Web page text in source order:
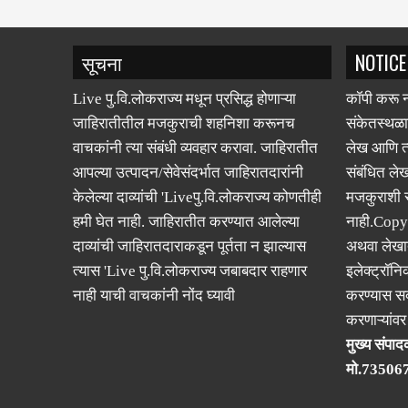
सूचना
Live पु.वि.लोकराज्य मधून प्रसिद्ध होणाऱ्या
जाहिरातीतील मजकुराची शहनिशा करूनच
वाचकांनी त्या संबंधी व्यवहार करावा. जाहिरातीत
आपल्या उत्पादन/सेवेसंदर्भात जाहिरातदारांनी
केलेल्या दाव्यांची 'Liveपु.वि.लोकराज्य कोणतीही
हमी घेत नाही. जाहिरातीत करण्यात आलेल्या
दाव्यांची जाहिरातदाराकडून पूर्तता न झाल्यास
त्यास 'Live पु.वि.लोकराज्य जबाबदार राहणार
नाही याची वाचकांनी नोंद घ्यावी
NOTICE
कॉपी करू
लेख आणि
संबंधित
अथवा
करण्यास
मुख्य